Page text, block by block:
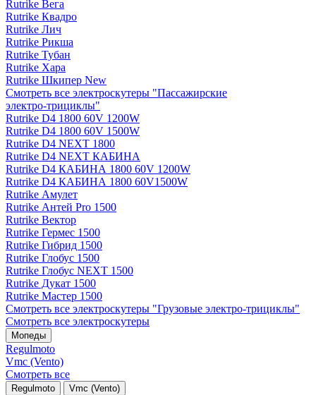
Rutrike Вега
Rutrike Квадро
Rutrike Лич
Rutrike Рикша
Rutrike Тубан
Rutrike Хара
Rutrike Шкипер New
Смотреть все электро­скутеры "Пассажирские
электро‑трициклы"
Rutrike D4 1800 60V 1200W
Rutrike D4 1800 60V 1500W
Rutrike D4 NEXT 1800
Rutrike D4 NEXT КАБИНА
Rutrike D4 КАБИНА 1800 60V 1200W
Rutrike D4 КАБИНА 1800 60V1500W
Rutrike Амулет
Rutrike Антей Pro 1500
Rutrike Вектор
Rutrike Гермес 1500
Rutrike Гибрид 1500
Rutrike Глобус 1500
Rutrike Глобус NEXT 1500
Rutrike Дукат 1500
Rutrike Мастер 1500
Смотреть все электро­скутеры "Грузовые электро‑трициклы"
Смотреть все электро­скутеры
Мопеды
Regulmoto
Vmc (Vento)
Смотреть все
Regulmoto Vmc (Vento)